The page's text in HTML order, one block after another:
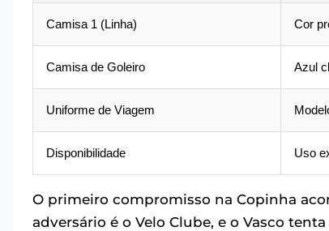
Camisa 1 (Linha) Cor
Camisa de Goleiro Azul
Uniforme de Viagem
Disponibilidade Uso
O primeiro compromisso na Copinha
adversário é o Velo Clube, e o Vasco